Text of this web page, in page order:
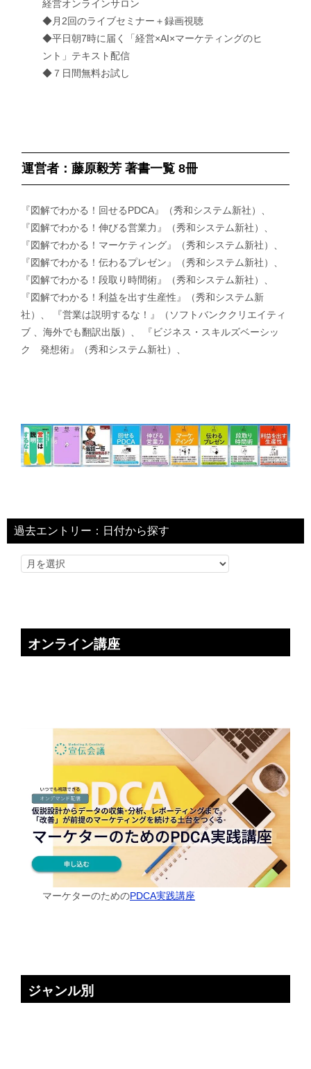
経営オンラインサロン
◆月2回のライブセミナー＋録画視聴
◆平日朝7時に届く「経営×AI×マーケティングのヒ
ント」テキスト配信
◆７日間無料お試し
運営者：藤原毅芳 著書一覧 8冊
『図解でわかる！回せるPDCA』（秀和システム新社）、
『図解でわかる！伸びる営業力』（秀和システム新社）、
『図解でわかる！マーケティング』（秀和システム新社）、
『図解でわかる！伝わるプレゼン』（秀和システム新社）、
『図解でわかる！段取り時間術』（秀和システム新社）、
『図解でわかる！利益を出す生産性』（秀和システム新
社）、 『営業は説明するな！』（ソフトバンククリエイティ
ブ 、海外でも翻訳出版）、 『ビジネス・スキルズベーシッ
ク 発想術』（秀和システム新社）、
過去エントリー：日付から探す
オンライン講座
マーケターのためのPDCA実践講座
ジャンル別